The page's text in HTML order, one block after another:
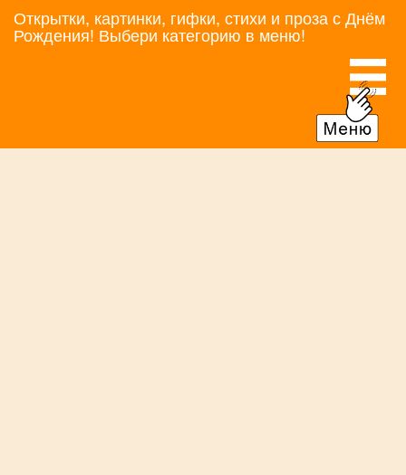
Открытки, картинки, гифки, стихи и проза с Днём
Рождения! Выбери категорию в меню!